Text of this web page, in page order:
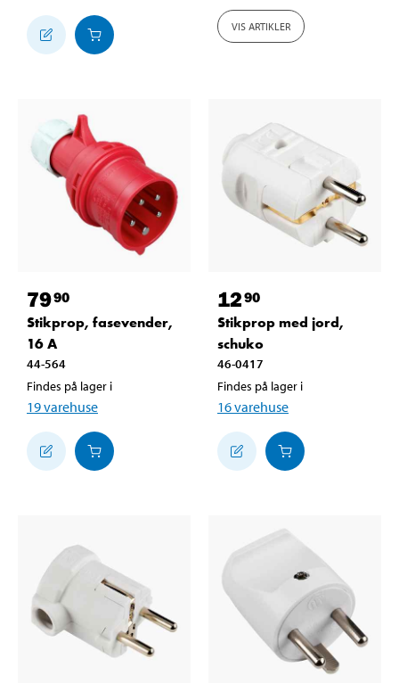
VIS ARTIKLER
7990
Stikprop, fasevender,
16 A
44-564
Findes på lager i
19varehuse
1290
Stikprop med jord,
schuko
46-0417
Findes på lager i
16varehuse